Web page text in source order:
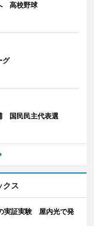
高校野球
グ
国民民主代表選
クス
実証実験 屋内光で発